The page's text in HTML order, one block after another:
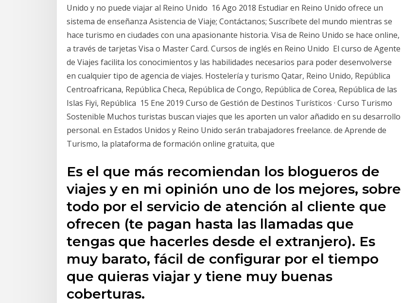
Unido y no puede viajar al Reino Unido 16 Ago 2018 Estudiar en Reino Unido ofrece un
sistema de enseñanza Asistencia de Viaje; Contáctanos; Suscríbete del mundo mientras se
hace turismo en ciudades con una apasionante historia. Visa de Reino Unido se hace online,
a través de tarjetas Visa o Master Card. Cursos de inglés en Reino Unido El curso de Agente
de Viajes facilita los conocimientos y las habilidades necesarios para poder desenvolverse
en cualquier tipo de agencia de viajes. Hostelería y turismo Qatar, Reino Unido, República
Centroafricana, República Checa, República de Congo, República de Corea, República de las
Islas Fiyi, República 15 Ene 2019 Curso de Gestión de Destinos Turísticos · Curso Turismo
Sostenible Muchos turistas buscan viajes que les aporten un valor añadido en su desarrollo
personal. en Estados Unidos y Reino Unido serán trabajadores freelance. de Aprende de
Turismo, la plataforma de formación online gratuita, que
Es el que más recomiendan los blogueros de
viajes y en mi opinión uno de los mejores, sobre
todo por el servicio de atención al cliente que
ofrecen (te pagan hasta las llamadas que
tengas que hacerles desde el extranjero). Es
muy barato, fácil de configurar por el tiempo
que quieras viajar y tiene muy buenas
coberturas.